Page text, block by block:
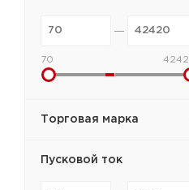
70
Торговая марка
Пусковой ток